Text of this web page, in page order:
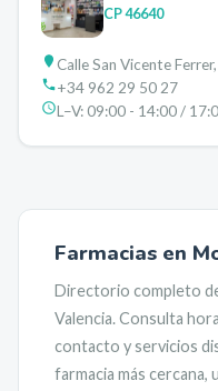
CP46640
Calle San Vicente
+34 962 29 50 27
L–V:09:00 - 14:00 /
Farmacias en
Directorio completo
Valencia. Consulta
contacto y servicios
farmacia más